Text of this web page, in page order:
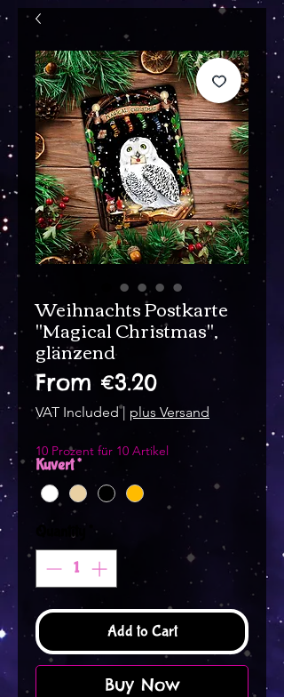
Weihnachts Postkarte
"Magical Christmas",
glänzend
From €3.20Sale
Price
VAT Included| plus Versand
10 Prozent für 10 Artikel
Kuvert*
Quantity
Add to Cart
Buy Now